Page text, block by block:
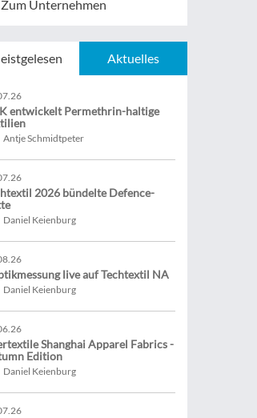
Zum Unternehmen
Aktuelles
entwickelt Permethrin-haltige
Antje Schmidtpeter
2026 bündelte Defence-
Daniel Keienburg
live auf Techtextil NA
Daniel Keienburg
Shanghai Apparel Fabrics -
Edition
Daniel Keienburg